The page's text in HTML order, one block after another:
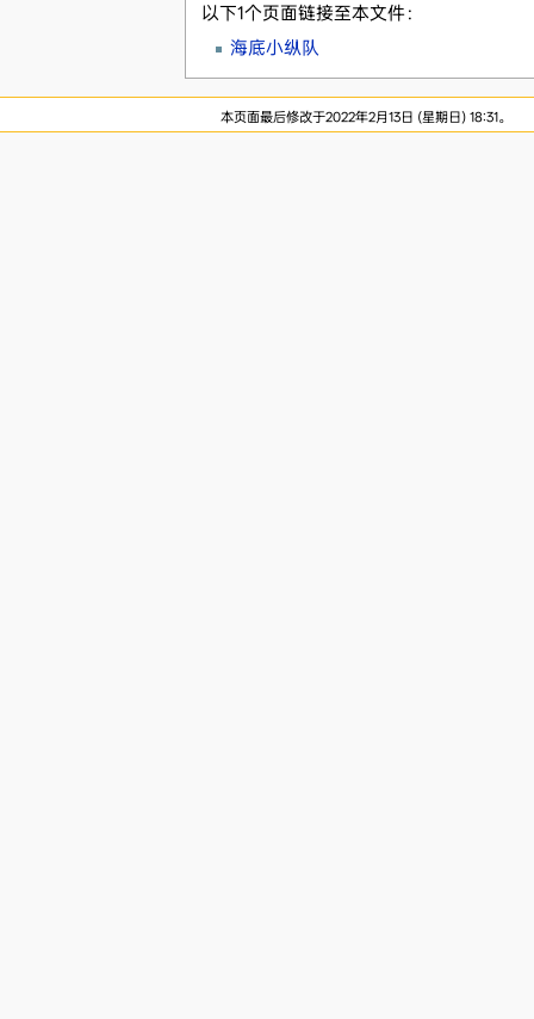
以下1个页面链接至本文件：
海底小纵队
本页面最后修改于2022年2月13日 (星期日) 18:31。